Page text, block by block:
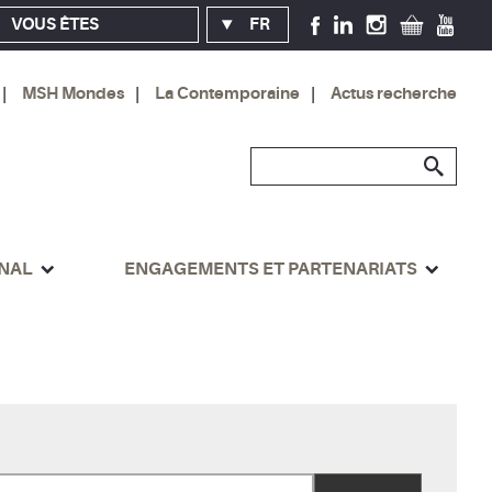
VOUS ÊTES FR
MSH Mondes La Contemporaine Actus recherche
ENGAGEMENTS ET PARTENARIATS